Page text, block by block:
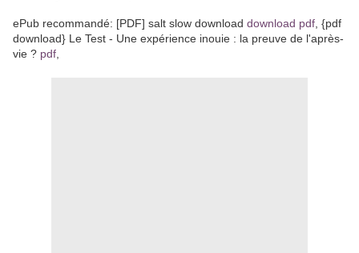
ePub recommandé: [PDF] salt slow download download pdf , {pdf
download} Le Test - Une expérience inouie : la preuve de l'après-
vie ? pdf